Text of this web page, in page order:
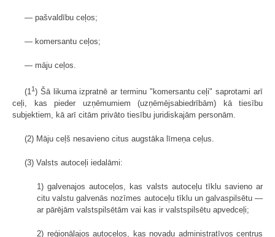
— pašvaldību ceļos;
— komersantu ceļos;
— māju ceļos.
(11) Šā likuma izpratnē ar terminu "komersantu ceļi" saprotami arī
ceļi, kas pieder uzņēmumiem (uzņēmējsabiedrībām) kā tiesību
subjektiem, kā arī citām privāto tiesību juridiskajām personām.
(2) Māju ceļš nesavieno citus augstāka līmeņa ceļus.
(3) Valsts autoceļi iedalāmi:
1) galvenajos autoceļos, kas valsts autoceļu tīklu savieno ar
citu valstu galvenās nozīmes autoceļu tīklu un galvaspilsētu —
ar pārējām valstspilsētām vai kas ir valstspilsētu apvedceļi;
2) reģionālajos autoceļos, kas novadu administratīvos centrus